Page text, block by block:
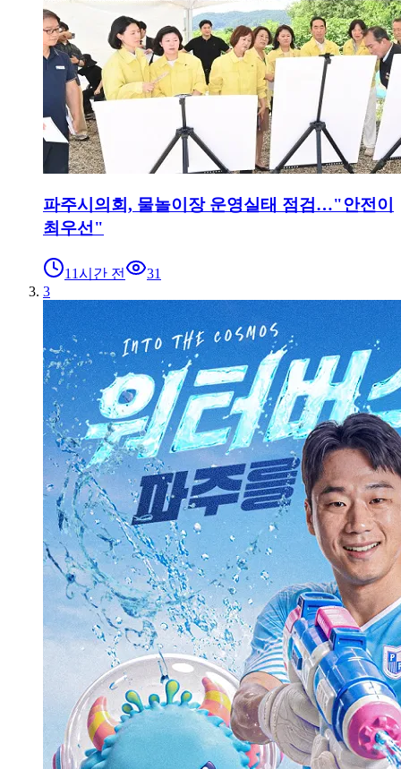
파주시의회, 물놀이장 운영실태 점검…"안전이
최우선"
11시간 전
31
3